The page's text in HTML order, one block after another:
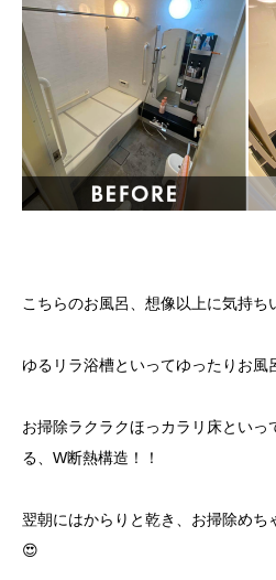
こちらのお風呂、想像以上に気持ち
ゆるリラ浴槽といってゆったりお風
お掃除ラクラクほっカラリ床といっ
る、W断熱構造！！
翌朝にはからりと乾き、お掃除めち
😍